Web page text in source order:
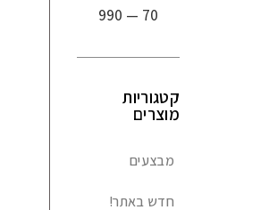
70
—
990
קטגוריות
מוצרים
מבצעים
חדש באתר!